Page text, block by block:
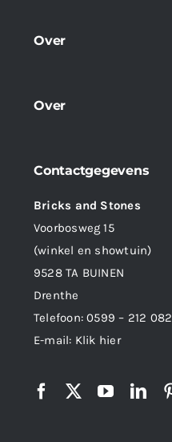
Over
Over
Contactgegevens
Bricks and Stones
Voorbosweg 15
(winkel en showtuin)
9528 TA BUINEN
Drenthe
Telefoon:0599 – 212 082
E-mail: Klik hier